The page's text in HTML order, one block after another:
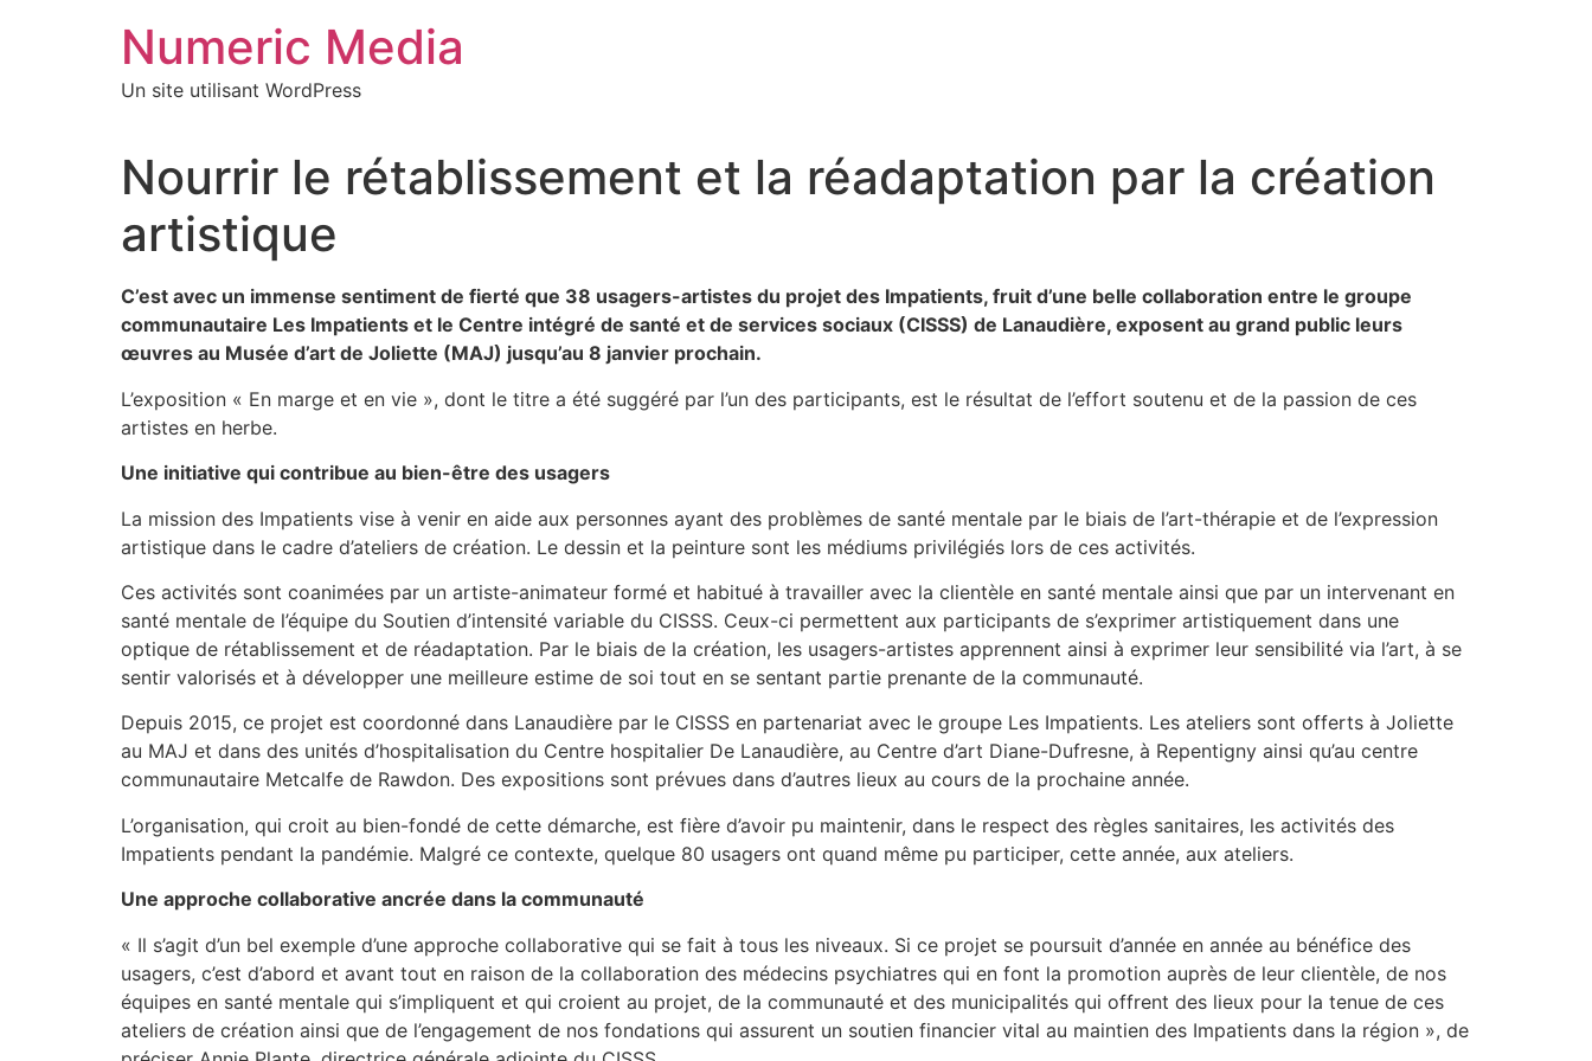
Numeric Media
Un site utilisant WordPress
Nourrir le rétablissement et la réadaptation par la création
artistique
C’est avec un immense sentiment de fierté que 38 usagers-artistes du projet des Impatients, fruit d’une belle collaboration entre le groupe
communautaire Les Impatients et le Centre intégré de santé et de services sociaux (CISSS) de Lanaudière, exposent au grand public leurs
œuvres au Musée d’art de Joliette (MAJ) jusqu’au 8 janvier prochain.
L’exposition « En marge et en vie », dont le titre a été suggéré par l’un des participants, est le résultat de l’effort soutenu et de la passion de ces
artistes en herbe.
Une initiative qui contribue au bien-être des usagers
La mission des Impatients vise à venir en aide aux personnes ayant des problèmes de santé mentale par le biais de l’art-thérapie et de l’expression
artistique dans le cadre d’ateliers de création. Le dessin et la peinture sont les médiums privilégiés lors de ces activités.
Ces activités sont coanimées par un artiste-animateur formé et habitué à travailler avec la clientèle en santé mentale ainsi que par un intervenant en
santé mentale de l’équipe du Soutien d’intensité variable du CISSS. Ceux-ci permettent aux participants de s’exprimer artistiquement dans une
optique de rétablissement et de réadaptation. Par le biais de la création, les usagers-artistes apprennent ainsi à exprimer leur sensibilité via l’art, à se
sentir valorisés et à développer une meilleure estime de soi tout en se sentant partie prenante de la communauté.
Depuis 2015, ce projet est coordonné dans Lanaudière par le CISSS en partenariat avec le groupe Les Impatients. Les ateliers sont offerts à Joliette
au MAJ et dans des unités d’hospitalisation du Centre hospitalier De Lanaudière, au Centre d’art Diane-Dufresne, à Repentigny ainsi qu’au centre
communautaire Metcalfe de Rawdon. Des expositions sont prévues dans d’autres lieux au cours de la prochaine année.
L’organisation, qui croit au bien-fondé de cette démarche, est fière d’avoir pu maintenir, dans le respect des règles sanitaires, les activités des
Impatients pendant la pandémie. Malgré ce contexte, quelque 80 usagers ont quand même pu participer, cette année, aux ateliers.
Une approche collaborative ancrée dans la communauté
« Il s’agit d’un bel exemple d’une approche collaborative qui se fait à tous les niveaux. Si ce projet se poursuit d’année en année au bénéfice des
usagers, c’est d’abord et avant tout en raison de la collaboration des médecins psychiatres qui en font la promotion auprès de leur clientèle, de nos
équipes en santé mentale qui s’impliquent et qui croient au projet, de la communauté et des municipalités qui offrent des lieux pour la tenue de ces
ateliers de création ainsi que de l’engagement de nos fondations qui assurent un soutien financier vital au maintien des Impatients dans la région », de